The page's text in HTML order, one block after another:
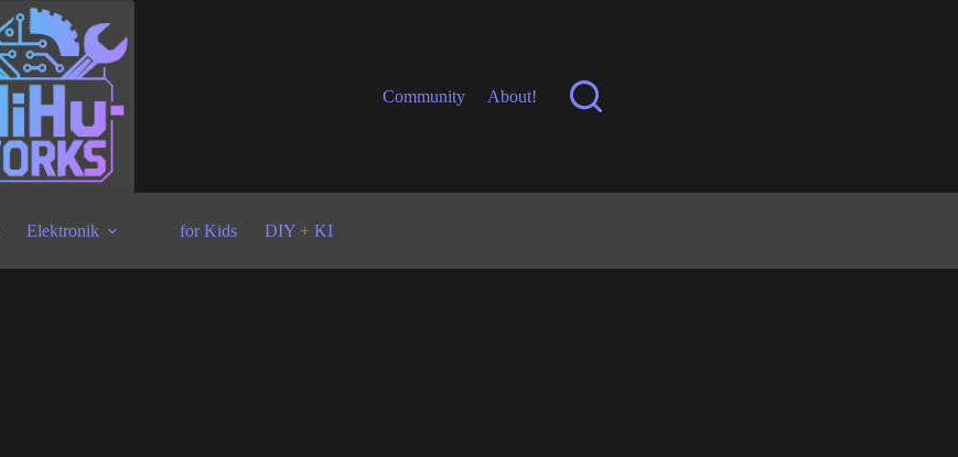
Community About!
Elektronik for Kids DIY + KI